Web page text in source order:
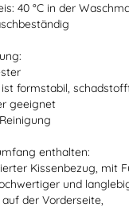
40 °C in der
ist formstabil,
geeignet
enthalten:
Kissenbezug, mit
und
der Vorderseite,